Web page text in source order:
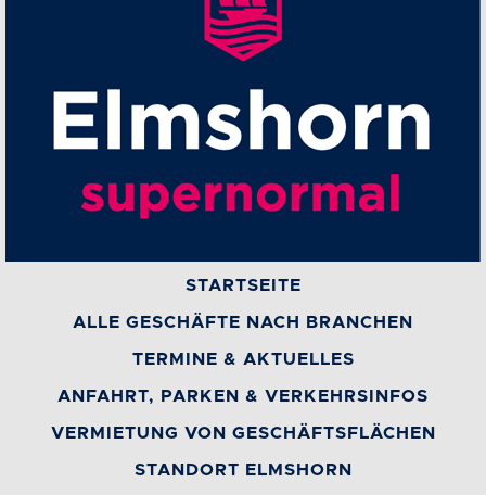
STARTSEITE
ALLE GESCHÄFTE NACH BRANCHEN
TERMINE & AKTUELLES
ANFAHRT, PARKEN & VERKEHRSINFOS
VERMIETUNG VON GESCHÄFTSFLÄCHEN
STANDORT ELMSHORN